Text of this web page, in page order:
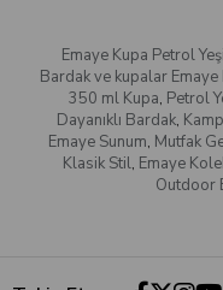
Emaye Kupa Petrol
Bardak ve kupalar
350 ml Kupa, Petrol
Dayanıklı Bardak,
Emaye Sunum, Mutfak
Klasik Stil, Emaye
Outdoor